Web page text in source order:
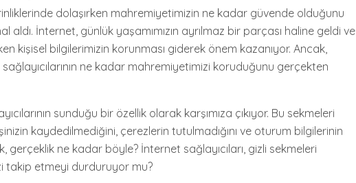
dolaşırken mahremiyetimizin ne kadar güvende olduğunu
aldı. İnternet, günlük yaşamımızın ayrılmaz bir parçası haline geldi ve
kişisel bilgilerimizin korunması giderek önem kazanıyor. Ancak,
ne kadar mahremiyetimizi koruduğunu gerçekten
sunduğu bir özellik olarak karşımıza çıkıyor. Bu sekmeleri
kaydedilmediğini, çerezlerin tutulmadığını ve oturum bilgilerinin
gerçeklik ne kadar böyle? İnternet sağlayıcıları, gizli sekmeleri
takip etmeyi durduruyor mu?